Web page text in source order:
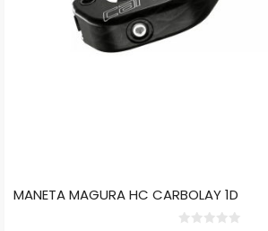
MANETA MAGURA HC CARBOLAY 1D